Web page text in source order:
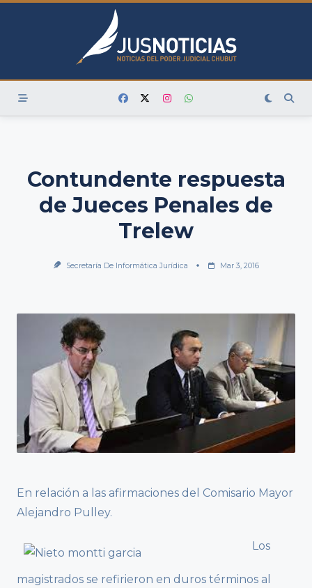
Skip
Contundente respuesta
de Jueces Penales de
Trelew
Secretaría De Informática Jurídica Mar 3, 2016
En relación a las afirmaciones del Comisario Mayor
Alejandro Pulley.
Los
magistrados se refirieron en duros términos al